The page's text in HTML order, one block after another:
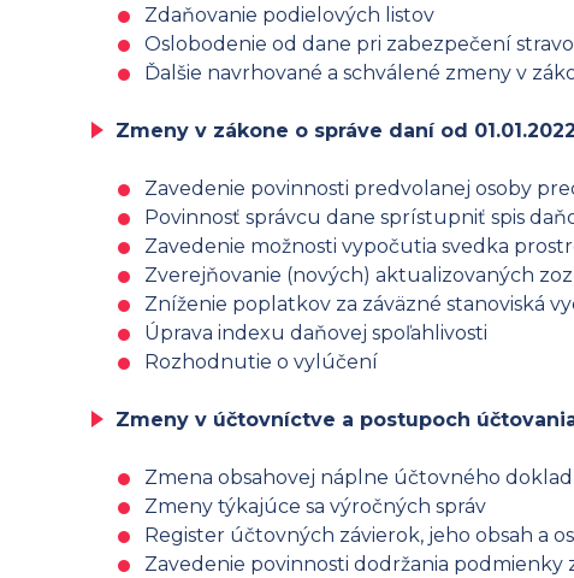
Zdaňovanie podielových listov
Oslobodenie od dane pri zabezpečení
Ďalšie navrhované a schválené zmeny v
Zmeny v zákone o správe daní od 01.01.2022
Zavedenie povinnosti predvolanej osoby
Povinnosť správcu dane sprístupniť spis
Zavedenie možnosti vypočutia svedka
Zverejňovanie (nových) aktualizovaných
Zníženie poplatkov za záväzné stanoviská
Úprava indexu daňovej spoľahlivosti
Rozhodnutie o vylúčení
Zmeny v účtovníctve a postupoch účtovania
Zmena obsahovej náplne účtovného
Zmeny týkajúce sa výročných správ
Register účtovných závierok, jeho obsah a
Zavedenie povinnosti dodržania